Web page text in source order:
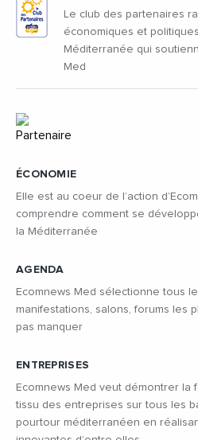
ÉCONOMIE
Elle est au coeur de l’action
comprendre comment se
la Méditerranée
AGENDA
Ecomnews Med sélectionne tous
manifestations, salons, forums les
pas manquer
ENTREPRISES
Ecomnews Med veut démontrer
tissu des entreprises sur tous les
pourtour méditerranéen en
Le club des partenaires
économiques et
Méditerranée qui
Med